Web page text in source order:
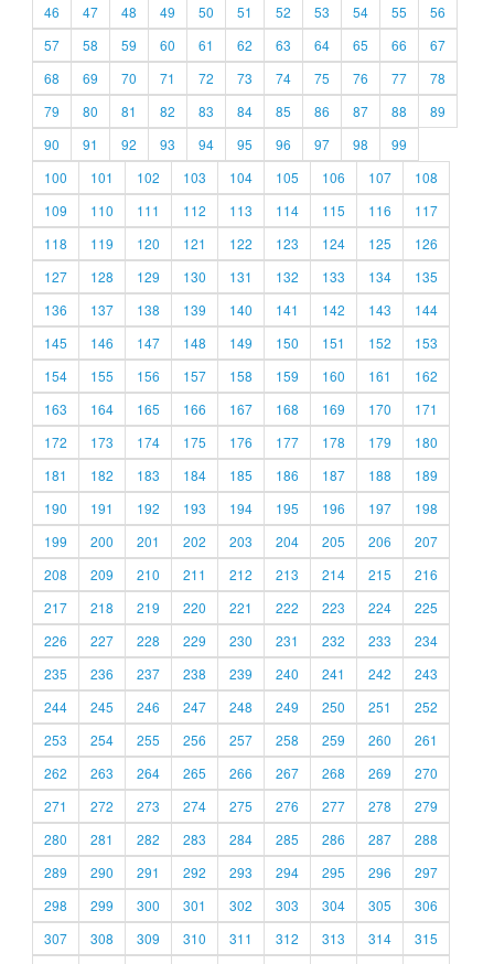
46
47 48 49 50 51 52 53 54 55
56
57
58 59 60 61 62 63 64 65 66
67
68
69 70 71 72 73 74 75 76 77
78
79
80 81 82 83 84 85 86 87 88
89
90
91 92 93 94 95 96 97 98
99
100
101 102 103 104 105 106 107
108
109
110 111 112 113 114 115 116
117
118
119 120 121 122 123 124 125
126
127
128 129 130 131 132 133 134
135
136
137 138 139 140 141 142 143
144
145
146 147 148 149 150 151 152
153
154
155 156 157 158 159 160 161
162
163
164 165 166 167 168 169 170
171
172
173 174 175 176 177 178 179
180
181
182 183 184 185 186 187 188
189
190
191 192 193 194 195 196 197
198
199
200 201 202 203 204 205 206
207
208
209 210 211 212 213 214 215
216
217
218 219 220 221 222 223 224
225
226
227 228 229 230 231 232 233
234
235
236 237 238 239 240 241 242
243
244
245 246 247 248 249 250 251
252
253
254 255 256 257 258 259 260
261
262
263 264 265 266 267 268 269
270
271
272 273 274 275 276 277 278
279
280
281 282 283 284 285 286 287
288
289
290 291 292 293 294 295 296
297
298
299 300 301 302 303 304 305
306
307
308 309 310 311 312 313 314
315